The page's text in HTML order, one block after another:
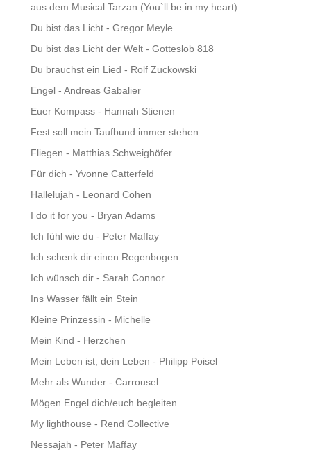
aus dem Musical Tarzan (You`ll be in my heart)
Du bist das Licht - Gregor Meyle
Du bist das Licht der Welt - Gotteslob 818
Du brauchst ein Lied - Rolf Zuckowski
Engel - Andreas Gabalier
Euer Kompass - Hannah Stienen
Fest soll mein Taufbund immer stehen
Fliegen - Matthias Schweighöfer
Für dich - Yvonne Catterfeld
Hallelujah - Leonard Cohen
I do it for you - Bryan Adams
Ich fühl wie du - Peter Maffay
Ich schenk dir einen Regenbogen
Ich wünsch dir - Sarah Connor
Ins Wasser fällt ein Stein
Kleine Prinzessin - Michelle
Mein Kind - Herzchen
Mein Leben ist, dein Leben - Philipp Poisel
Mehr als Wunder - Carrousel
Mögen Engel dich/euch begleiten
My lighthouse - Rend Collective
Nessajah - Peter Maffay